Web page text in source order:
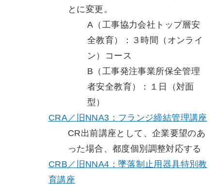
とに変更。
A（工事協力会社トップ層安
全教育）：３時間（オンライ
ン）コース
B（工事発注事業所保全管理
者安全教育）：１日（対面
型）
CRA／旧NNA3：フランジ締結管理講座
CR出前講座として、企業要望のあ
った場合、都度個別調整対応する
CRB／旧NNA4：墜落制止用器具特別教
育講座